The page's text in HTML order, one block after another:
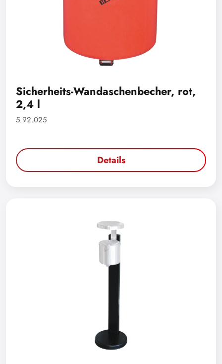
Sicherheits-Wandaschenbecher, rot,
2,4 l
5.92.025
Details